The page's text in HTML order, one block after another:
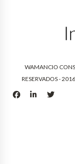
WAMANCIO
RESERVADOS -